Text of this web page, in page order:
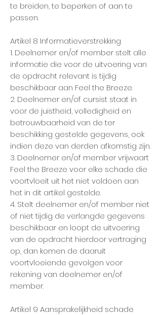
te breiden, te beperken of aan te
passen.
Artikel 8 Informatieverstrekking
1. Deelnemer en/of member stelt alle
informatie die voor de uitvoering van
de opdracht relevant is tijdig
beschikbaar aan Feel the Breeze.
2. Deelnemer en/of cursist staat in
voor de juistheid, volledigheid en
betrouwbaarheid van de ter
beschikking gestelde gegevens, ook
indien deze van derden afkomstig zijn.
3. Deelnemer en/of member vrijwaart
Feel the Breeze voor elke schade die
voortvloeit uit het niet voldoen aan
het in dit artikel gestelde.
4. Stelt deelnemer en/of member niet
of niet tijdig de verlangde gegevens
beschikbaar en loopt de uitvoering
van de opdracht hierdoor vertraging
op, dan komen de daaruit
voortvloeiende gevolgen voor
rekening van deelnemer en/of
member.
Artikel 9 Aansprakelijkheid schade